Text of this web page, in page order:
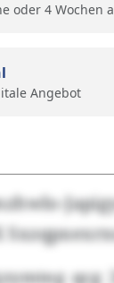
oder 4 Wochen
Angebot
qcg